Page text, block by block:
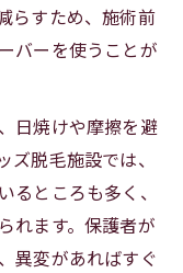
らすため、施術前
バーを使うことが
日焼けや摩擦を避
脱毛施設では、
るところも多く、
れます。保護者が
異変があればすぐ